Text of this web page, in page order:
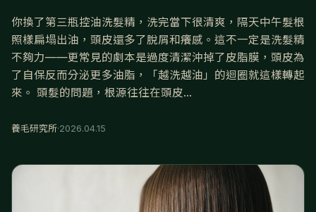
你換了第三瓶控油洗髮精，洗完當下很清爽，隔天中午髮根
照樣扁塌出油，頭皮還多了脫屑和癢感。這不一定是洗髮精
不夠力——更常見的劇本是過度清潔沖掉了皮脂膜，頭皮為
了自保反而分泌更多油脂，「越洗越油」的迴圈就這樣轉起
來。 頭髮的問題，根源往往在頭皮...
養毛研究所·2026.04.15